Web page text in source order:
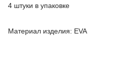
4 штуки в упаковке
Материал изделия: EVA